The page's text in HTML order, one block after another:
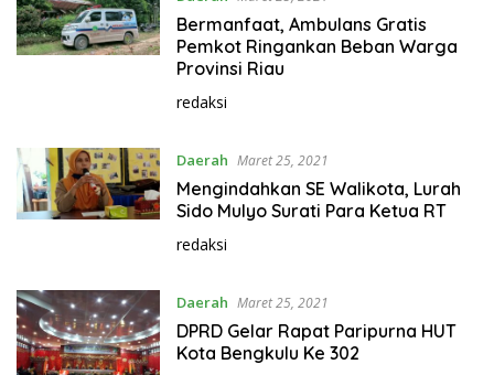
Bermanfaat, Ambulans Gratis
Pemkot Ringankan Beban Warga
Provinsi Riau
redaksi
Daerah Maret 25, 2021
Mengindahkan SE Walikota, Lurah
Sido Mulyo Surati Para Ketua RT
redaksi
Daerah Maret 25, 2021
DPRD Gelar Rapat Paripurna HUT
Kota Bengkulu Ke 302